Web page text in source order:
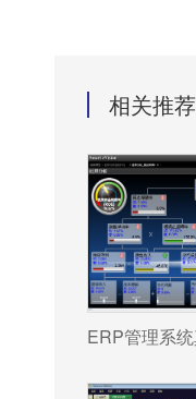
相关推荐